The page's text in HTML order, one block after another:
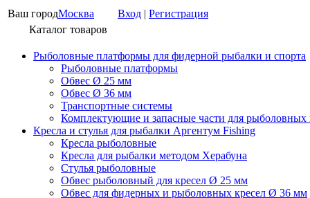
Ваш городМосква Вход | Регистрация
Каталог товаров
Рыболовные платформы для фидерной рыбалки и спорта
Рыболовные платформы
Обвес Ø 25 мм
Обвес Ø 36 мм
Транспортные системы
Комплектующие и запасные части для рыболовных
Кресла и стулья для рыбалки Аргентум Fishing
Кресла рыболовные
Кресла для рыбалки методом Херабуна
Стулья рыболовные
Обвес рыболовный для кресел Ø 25 мм
Обвес для фидерных и рыболовных кресел Ø 36 мм